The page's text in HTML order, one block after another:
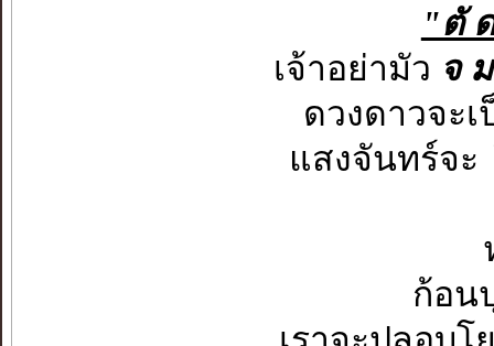
"ตั
เจ้าอย่ามัว จ
ดวงดาวจะ
แสงจันทร์จะ
ก้อน